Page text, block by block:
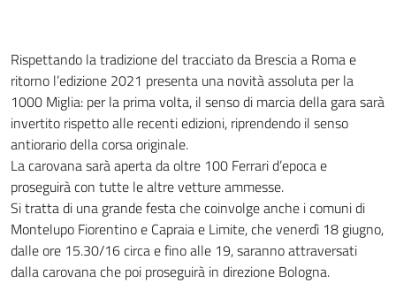
Rispettando la tradizione del tracciato da Brescia a Roma e
ritorno l’edizione 2021 presenta una novità assoluta per la
1000 Miglia: per la prima volta, il senso di marcia della gara sarà
invertito rispetto alle recenti edizioni, riprendendo il senso
antiorario della corsa originale.
La carovana sarà aperta da oltre 100 Ferrari d’epoca e
proseguirà con tutte le altre vetture ammesse.
Si tratta di una grande festa che coinvolge anche i comuni di
Montelupo Fiorentino e Capraia e Limite, che venerdì 18 giugno,
dalle ore 15.30/16 circa e fino alle 19, saranno attraversati
dalla carovana che poi proseguirà in direzione Bologna.